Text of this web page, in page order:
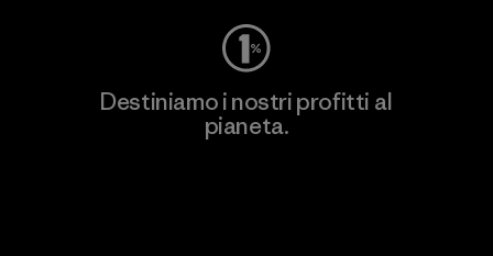
Destiniamo i nostri profitti al
pianeta.